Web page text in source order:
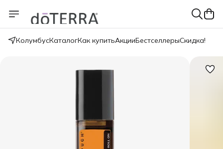
КолумбусКаталогКак купитьАкцииБестселлерыСкидка!